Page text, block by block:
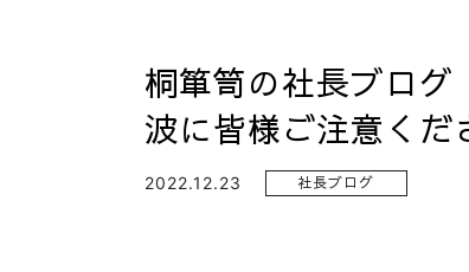
桐箪笥の社長ブロ
波に皆様ご注意くだ
2022.12.23 社長ブログ